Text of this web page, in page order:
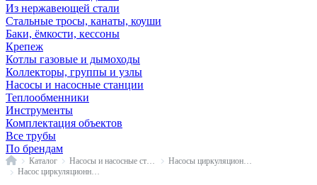
Из нержавеющей стали
Стальные тросы, канаты, коуши
Баки, ёмкости, кессоны
Крепеж
Котлы газовые и дымоходы
Коллекторы, группы и узлы
Насосы и насосные станции
Теплообменники
Инструменты
Комплектация объектов
Все трубы
По брендам
ГлавнаяКаталог
Насос циркуляционный с мокрым ротором BPH DAB